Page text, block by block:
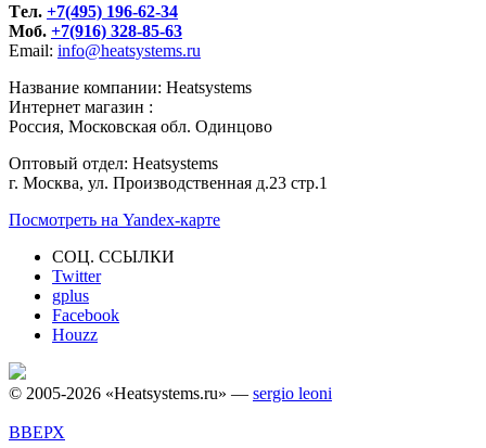
Tел. +7(495) 196-62-34
Моб. +7(916) 328-85-63
Email: info@heatsystems.ru
Название компании: Heatsystems
Интернет магазин :
Россия, Московская обл. Одинцово
Оптовый отдел: Heatsystems
г. Москва, ул. Производственная д.23 стр.1
Посмотреть на Yandex-карте
СОЦ. ССЫЛКИ
Twitter
gplus
Facebook
Houzz
© 2005-2026 «Heatsystems.ru» — sergio leoni
ВВЕРХ